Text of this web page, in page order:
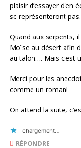
plaisir d’essayer d’en
se représenteront
Quand aux serpents,
Moïse au désert afin
au talon…. Mais c’est
Merci pour les
comme un roman!
On attend la suite,
chargement…
RÉPONDRE